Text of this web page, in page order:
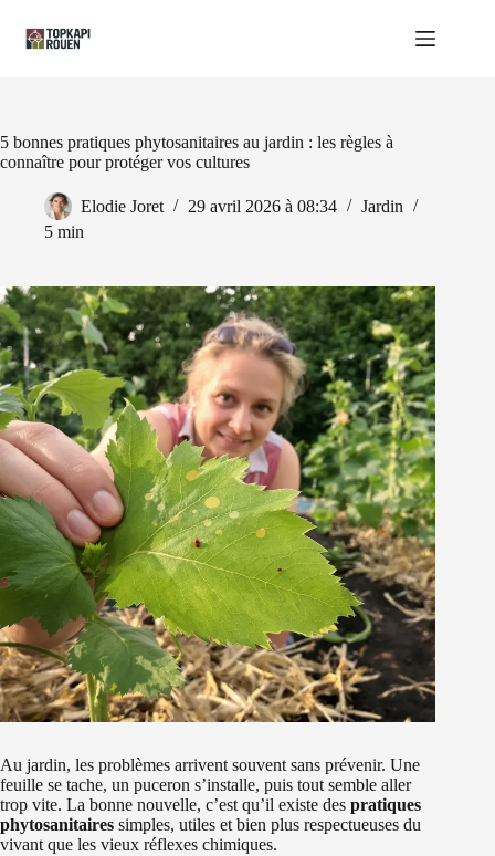
contenu
5 bonnes pratiques phytosanitaires au jardin : les règles à
connaître pour protéger vos cultures
Elodie Joret 29 avril 2026 à 08:34
Jardin
5 min
Au jardin, les problèmes arrivent souvent sans prévenir. Une
feuille se tache, un puceron s’installe, puis tout semble aller
trop vite. La bonne nouvelle, c’est qu’il existe des pratiques
phytosanitaires simples, utiles et bien plus respectueuses du
vivant que les vieux réflexes chimiques.